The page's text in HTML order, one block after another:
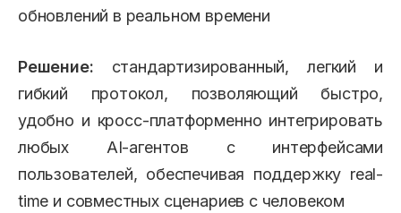
обновлений в реальном времени
Решение: стандартизированный, легкий и
гибкий протокол, позволяющий быстро,
удобно и кросс-платформенно интегрировать
любых AI-агентов с интерфейсами
пользователей, обеспечивая поддержку real-
time и совместных сценариев с человеком